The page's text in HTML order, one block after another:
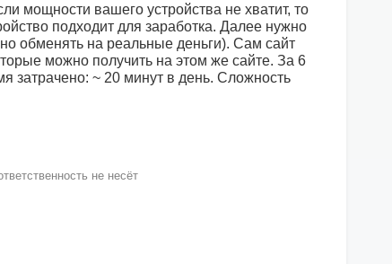
мощности вашего устройства не хватит, то
подходит для заработка. Далее нужно
обменять на реальные деньги). Сам сайт
можно получить на этом же сайте. За 6
затрачено: ~ 20 минут в день. Сложность
не несёт